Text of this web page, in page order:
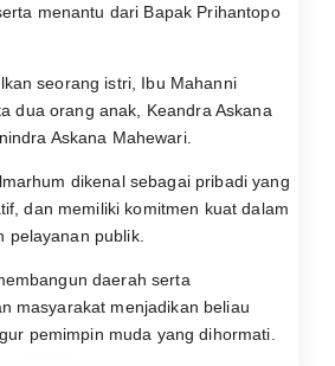
menantu dari Bapak Prihantopo
seorang istri, Ibu Mahanni
dua orang anak, Keandra Askana
Askana Mahewari.
dikenal sebagai pribadi yang
dan memiliki komitmen kuat dalam
pelayanan publik.
daerah serta
masyarakat menjadikan beliau
pemimpin muda yang dihormati.